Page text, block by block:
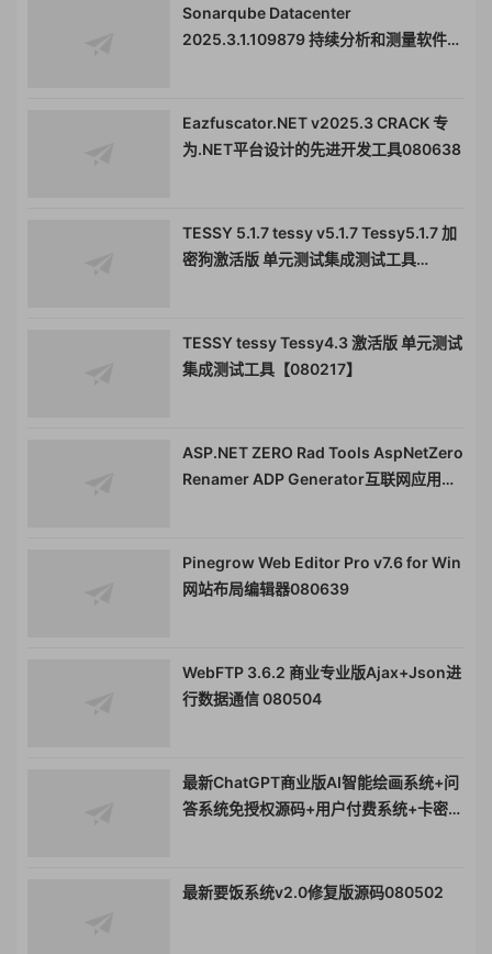
Sonarqube Datacenter
2025.3.1.109879 持续分析和测量软件代
Eazfuscator.NET v2025.3 CRACK 专
为.NET平台设计的先进开发工具080638
TESSY 5.1.7 tessy v5.1.7 Tessy5.1.7 加
密狗激活版 单元测试集成测试工具
TESSY tessy Tessy4.3 激活版 单元测试
集成测试工具【080217】
ASP.NET ZERO Rad Tools AspNetZero
Renamer ADP Generator互联网应用程
Pinegrow Web Editor Pro v7.6 for Win
网站布局编辑器080639
WebFTP 3.6.2 商业专业版Ajax+Json进
行数据通信 080504
最新ChatGPT商业版AI智能绘画系统+问
答系统免授权源码+用户付费系统+卡密功
最新要饭系统v2.0修复版源码080502